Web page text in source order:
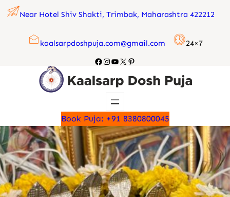
Skip
content
Near Hotel Shiv Shakti, Trimbak, Maharashtra 422212
kaalsarpdoshpuja.com@gmail.com 24×7
Facebook
Instagram
YouTube
X Pinterest
Book Puja: +91 8380800045